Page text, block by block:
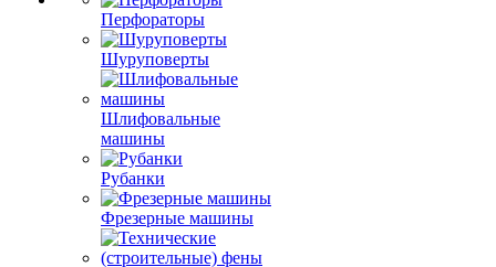
Перфораторы
Шуруповерты
Шлифовальные
машины
Рубанки
Фрезерные машины